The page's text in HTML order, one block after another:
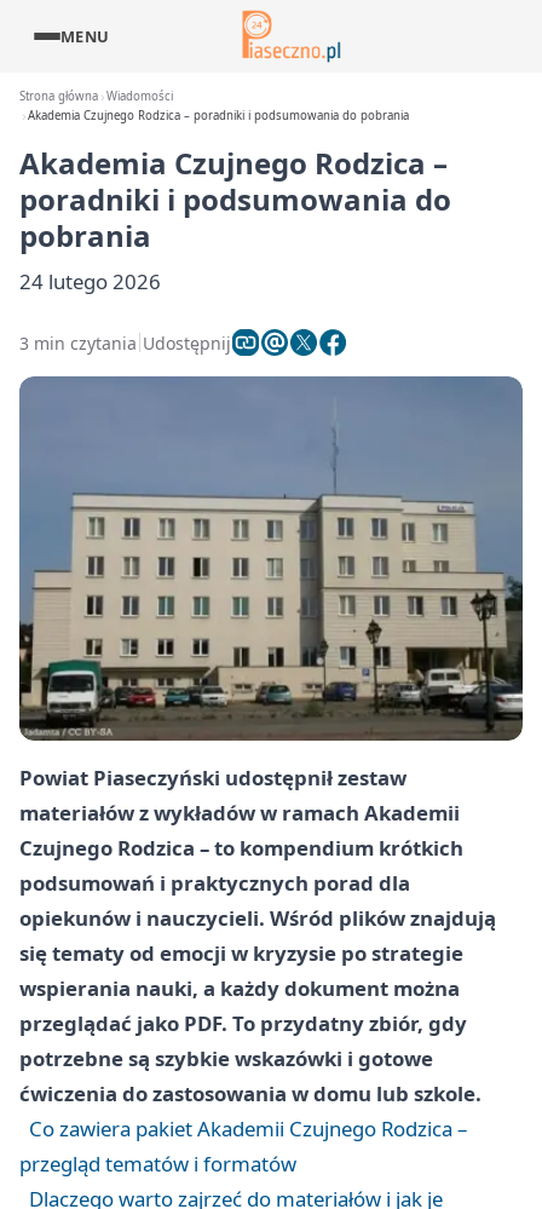
MENU
Strona główna Wiadomości
Akademia Czujnego Rodzica – poradniki i podsumowania do pobrania
Akademia Czujnego Rodzica –
poradniki i podsumowania do
pobrania
24 lutego 2026
3 min czytania Udostępnij
Powiat Piaseczyński udostępnił zestaw
materiałów z wykładów w ramach Akademii
Czujnego Rodzica – to kompendium krótkich
podsumowań i praktycznych porad dla
opiekunów i nauczycieli. Wśród plików znajdują
się tematy od emocji w kryzysie po strategie
wspierania nauki, a każdy dokument można
przeglądać jako PDF. To przydatny zbiór, gdy
potrzebne są szybkie wskazówki i gotowe
ćwiczenia do zastosowania w domu lub szkole.
Co zawiera pakiet Akademii Czujnego Rodzica –
przegląd tematów i formatów
Dlaczego warto zajrzeć do materiałów i jak je